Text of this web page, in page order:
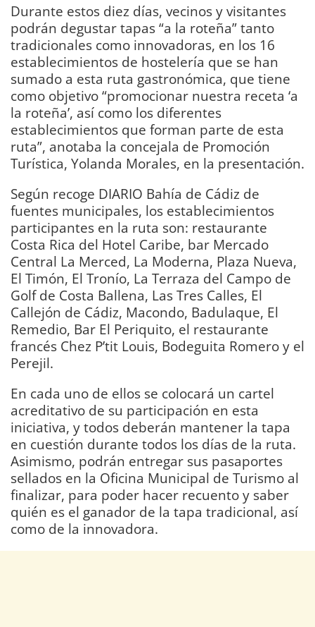
Durante estos diez días, vecinos y visitantes
podrán degustar tapas “a la roteña” tanto
tradicionales como innovadoras, en los 16
establecimientos de hostelería que se han
sumado a esta ruta gastronómica, que tiene
como objetivo “promocionar nuestra receta ‘a
la roteña’, así como los diferentes
establecimientos que forman parte de esta
ruta”, anotaba la concejala de Promoción
Turística, Yolanda Morales, en la presentación.
Según recoge DIARIO Bahía de Cádiz de
fuentes municipales, los establecimientos
participantes en la ruta son: restaurante
Costa Rica del Hotel Caribe, bar Mercado
Central La Merced, La Moderna, Plaza Nueva,
El Timón, El Tronío, La Terraza del Campo de
Golf de Costa Ballena, Las Tres Calles, El
Callejón de Cádiz, Macondo, Badulaque, El
Remedio, Bar El Periquito, el restaurante
francés Chez P’tit Louis, Bodeguita Romero y el
Perejil.
En cada uno de ellos se colocará un cartel
acreditativo de su participación en esta
iniciativa, y todos deberán mantener la tapa
en cuestión durante todos los días de la ruta.
Asimismo, podrán entregar sus pasaportes
sellados en la Oficina Municipal de Turismo al
finalizar, para poder hacer recuento y saber
quién es el ganador de la tapa tradicional, así
como de la innovadora.